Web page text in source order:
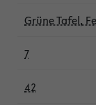
Grüne Tafel,
7
42